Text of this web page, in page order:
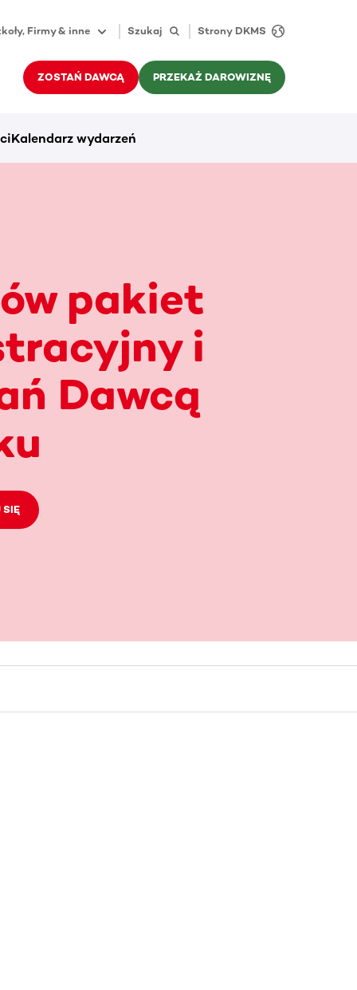
Firmy & inne Szukaj Strony DKMS
ZOSTAŃ DAWCĄ PRZEKAŻ DAROWIZNĘ
Kalendarz wydarzeń
pakiet
i
Dawcą
SIĘ